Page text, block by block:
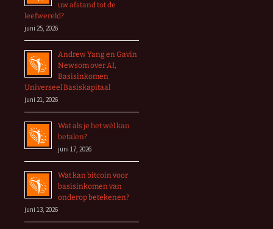
uw afstand tot de
leefwereld?
juni 25, 2026
Andrew Yang en Gavin
Newsom over AI,
Basisinkomen
Universeel Basiskapitaal
juni 21, 2026
Wat als je het wél kan
betalen?
juni 17, 2026
Wat kan bitcoin voor
basisinkomen van
onderop betekenen?
juni 13, 2026